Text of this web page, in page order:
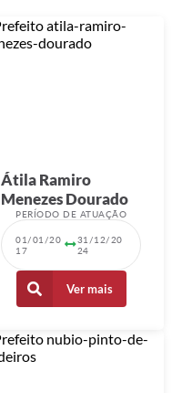
Átila Ramiro
Menezes Dourado
PERÍODO DE ATUAÇÃO
01/01/20
17
31/12/20
24
Ver mais